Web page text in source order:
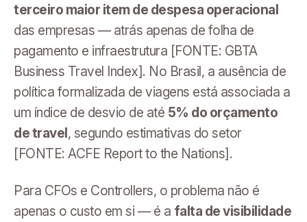
terceiro maior item de despesa operacional
das empresas — atrás apenas de folha de
pagamento e infraestrutura [FONTE: GBTA
Business Travel Index]. No Brasil, a ausência de
política formalizada de viagens está associada a
um índice de desvio de até 5% do orçamento
de travel, segundo estimativas do setor
[FONTE: ACFE Report to the Nations].
Para CFOs e Controllers, o problema não é
apenas o custo em si — é a falta de visibilidade